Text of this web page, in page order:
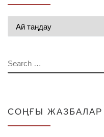
SEARCH
СОҢҒЫ ЖАЗБАЛАР